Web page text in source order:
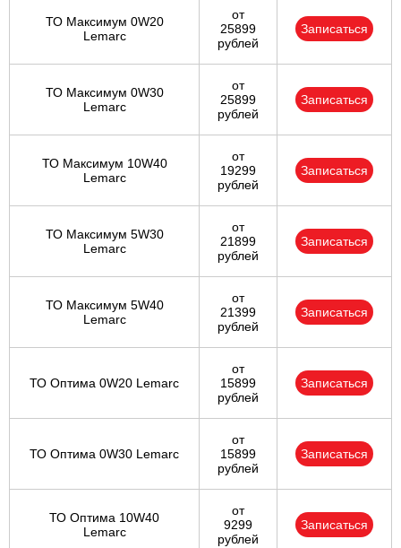
ТО Максимум 0W20
Lemarc
от
25899
рублей
Записаться
ТО Максимум 0W30
Lemarc
от
25899
рублей
Записаться
ТО Максимум 10W40
Lemarc
от
19299
рублей
Записаться
ТО Максимум 5W30
Lemarc
от
21899
рублей
Записаться
ТО Максимум 5W40
Lemarc
от
21399
рублей
Записаться
ТО Оптима 0W20 Lemarc
от
15899
рублей
Записаться
ТО Оптима 0W30 Lemarc
от
15899
рублей
Записаться
ТО Оптима 10W40
Lemarc
от
9299
рублей
Записаться